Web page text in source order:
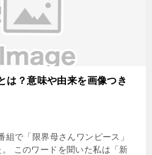
は？意味や由来を画像つき
組で「限界母さんワンピース」
このワードを聞いた私は「新